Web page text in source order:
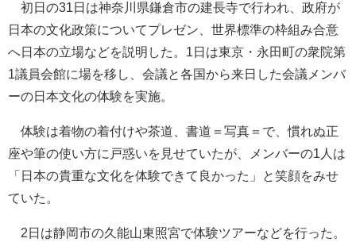
初日の31日は神奈川県鎌倉市の建長寺で行われ、政府が
日本の文化政策についてプレゼン、世界標準の枠組み合意
へ日本の立場などを説明した。1日は東京・永田町の衆院第
1議員会館に場を移し、会議と各国から来日した会議メンバ
ーの日本文化の体験を実施。
体験は着物の着付けや茶道、書道＝写真＝で、慣れぬ正
座や筆の使い方に戸惑いを見せていたが、メンバーの1人は
「日本の貴重な文化を体験できて良かった」と笑顔をみせ
ていた。
2日は静岡市の久能山東照宮で体験ツアーなどを行った。